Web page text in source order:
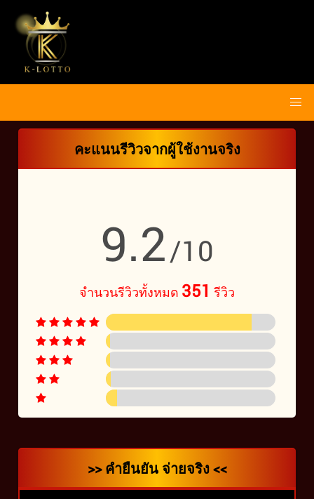
คะแนนรีวิวจากผู้ใช้งานจริง
9.2/10
จำนวนรีวิวทั้งหมด 351 รีวิว
>> คำยืนยัน จ่ายจริง <<